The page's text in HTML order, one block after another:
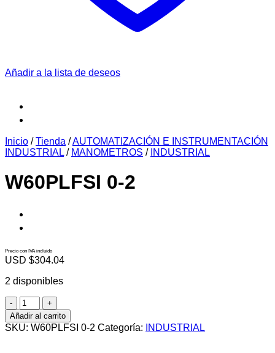
Añadir a la lista de deseos
Inicio / Tienda /AUTOMATIZACIÓN E INSTRUMENTACIÓN
INDUSTRIAL / MANOMETROS / INDUSTRIAL
W60PLFSI 0-2
Precio con IVA incluido
USD $304.04
2 disponibles
W60PLFSI
0-
2
cantidad
Añadir al carrito
SKU: W60PLFSI 0-2 Categoría: INDUSTRIAL